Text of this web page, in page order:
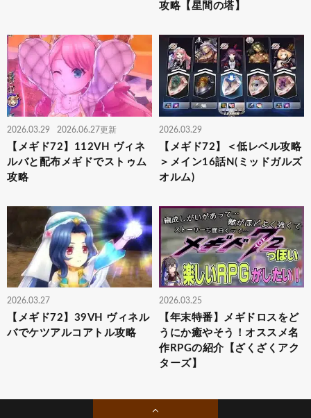
攻略【星間の塔】
2026.03.29 2026.06.27更新
【メギド72】112VH ヴィネ
ルバと配布メギドでストゥム
攻略
2026.03.29
【メギド72】＜低レベル攻略
＞メイン16話N(ミッドガルズ
オルム)
2026.03.27
【メギド72】39VH ヴィネル
バでケツアルコアトル攻略
2026.03.25
【年末特番】メギドロスをど
うにか癒やそう！オススメ名
作RPGの紹介【ざくざくアク
ターズ】